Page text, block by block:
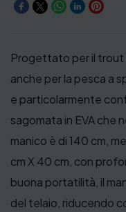
Progettato per il trout
anche per la pesca a
e particolarmente
sagomata in EVA che
manico è di 140 cm,
cm X 40 cm, con
buona portatilità, il
del telaio, riducendo